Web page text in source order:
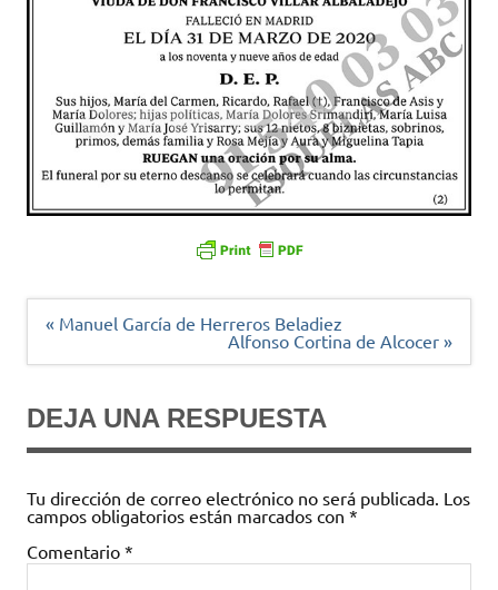
Navegación
« Manuel García de Herreros Beladiez
Alfonso Cortina de Alcocer »
DEJA UNA RESPUESTA
Tu dirección de correo electrónico no será publicada. Los
campos obligatorios están marcados con *
Comentario *